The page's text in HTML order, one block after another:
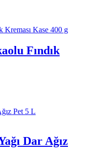
Fındık
Dar Ağız